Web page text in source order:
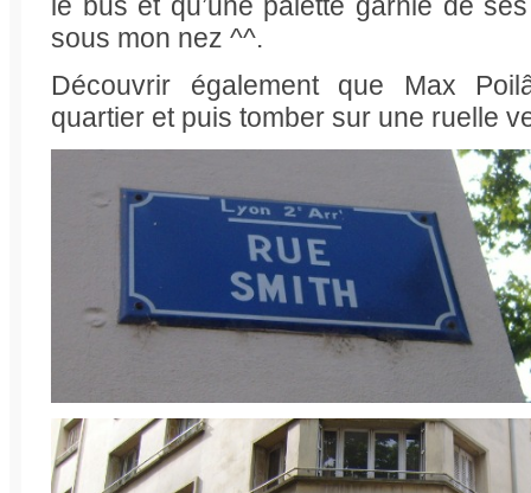
sous mon nez ^^.
Découvrir également que Max
quartier et puis tomber sur une ruelle